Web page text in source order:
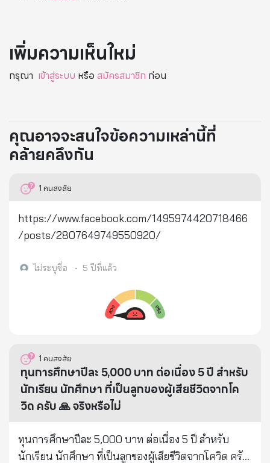
เพิ่มความเห็นใหม่
กรุณา เข้าสู่ระบบ หรือ สมัครสมาชิก ก่อน
คุณอาจจะสนใจข้อความเหล่านี้ที่
คล้ายคลึงกัน
1 คนสงสัย
https://www.facebook.com/1495974420718466
/posts/2807649749550920/
ไม่ระบุชื่อ • 5 ปีที่แล้ว
1 คนสงสัย
ทุนการศึกษาปีละ 5,000 บาท ต่อเนื่อง 5 ปี สำหรับ
นักเรียน นักศึกษา ที่เป็นลูกของผู้เสียชีวิตจากโค
วิด ครับ 🙏 จริงหรือไม่
ทุนการศึกษาปีละ 5,000 บาท ต่อเนื่อง 5 ปี สำหรับ
นักเรียน นักศึกษา ที่เป็นลูกของผู้เสียชีวิตจากโควิด ครับ